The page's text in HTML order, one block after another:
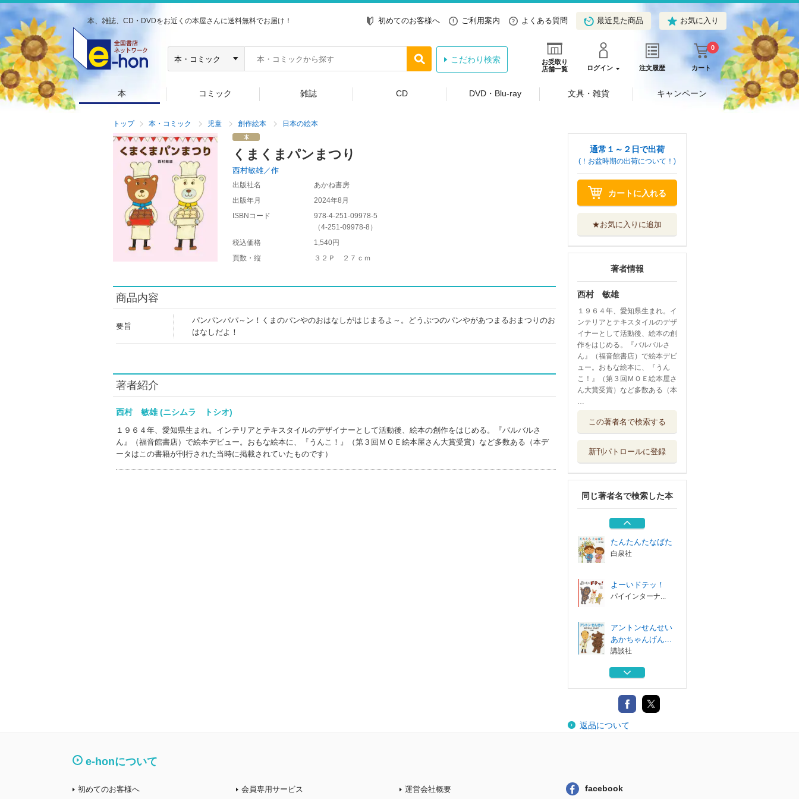
本、雑誌、CD・DVDをお近くの本屋さんに送料無料でお届け！ 初めてのお客様へ ご利用案内 よくある質問 最近見た商品 お気に入り
お受取り
店舗一覧
ログイン 注文履歴 カート
0
こだわり検索
本 コミック 雑誌 CD DVD・Blu-ray 文具・雑貨 キャンペーン
トップ 本・コミック 児童 創作絵本 日本の絵本
くまくまパンまつり
西村敏雄／作
出版社名
あかね書房
出版年月
2024年8月
ISBNコード
978-4-251-09978-5
（4-251-09978-8 ）
税込価格
1,540円
頁数・縦
３２Ｐ ２７ｃｍ
商品内容
要旨
パンパンパパ～ン！くまのパンやのおはなしがはじまるよ～。どうぶつのパンやがあつまるおまつりのお
はなしだよ！
著者紹介
西村 敏雄 (ニシムラ トシオ)
１９６４年、愛知県生まれ。インテリアとテキスタイルのデザイナーとして活動後、絵本の創作をはじめる。『バルバルさ
ん』（福音館書店）で絵本デビュー。おもな絵本に、『うんこ！』（第３回ＭＯＥ絵本屋さん大賞受賞）など多数ある（本デ
ータはこの書籍が刊行された当時に掲載されていたものです）
通常１～２日で出荷
(！お盆時期の出荷について！)
カートに入れる
★お気に入りに追加
著者情報
西村 敏雄
１９６４年、愛知県生まれ。イ
ンテリアとテキスタイルのデザ
イナーとして活動後、絵本の創
作をはじめる。『バルバルさ
ん』（福音館書店）で絵本デビ
ュー。おもな絵本に、『うん
こ！』（第３回ＭＯＥ絵本屋さ
ん大賞受賞）など多数ある（本
…
この著者名で検索する
新刊パトロールに登録
同じ著者名で検索した本
あかちゃんげん...
はみがきはーい！
バルバルさんとお
さるさん
福音館書店
たんたんたなばた
白泉社
よーいドテッ！
パイインターナ...
アントンせんせい
あかちゃんげん...
講談社
はみがきはーい！
バルバルさんとお
さるさん
返品について
e-honについて
初めてのお客様へ 会員専用サービス 運営会社概要 facebook